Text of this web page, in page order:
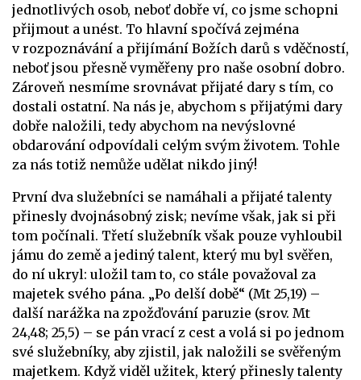
jednotlivých osob, neboť dobře ví, co jsme schopni
přijmout a unést. To hlavní spočívá zejména
v rozpoznávání a přijímání Božích darů s vděčností,
neboť jsou přesně vyměřeny pro naše osobní dobro.
Zároveň nesmíme srovnávat přijaté dary s tím, co
dostali ostatní. Na nás je, abychom s přijatými dary
dobře naložili, tedy abychom na nevýslovné
obdarování odpovídali celým svým životem. Tohle
za nás totiž nemůže udělat nikdo jiný!
První dva služebníci se namáhali a přijaté talenty
přinesly dvojnásobný zisk; nevíme však, jak si při
tom počínali. Třetí služebník však pouze vyhloubil
jámu do země a jediný talent, který mu byl svěřen,
do ní ukryl: uložil tam to, co stále považoval za
majetek svého pána. „Po delší době“ (Mt 25,19) –
další narážka na zpožďování paruzie (srov. Mt
24,48; 25,5) – se pán vrací z cest a volá si po jednom
své služebníky, aby zjistil, jak naložili se svěřeným
majetkem. Když viděl užitek, který přinesly talenty